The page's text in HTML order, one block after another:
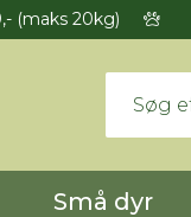
(maks 20kg)
Små dyr